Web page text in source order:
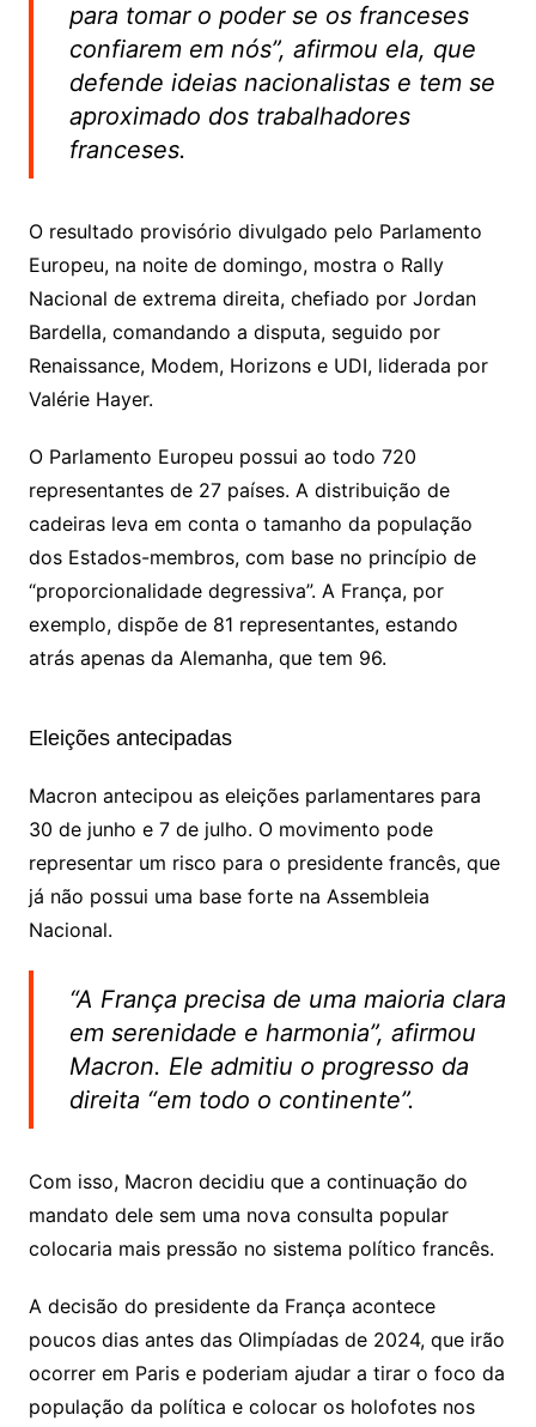
para tomar o poder se os franceses
confiarem em nós”, afirmou ela, que
defende ideias nacionalistas e tem se
aproximado dos trabalhadores
franceses.
O resultado provisório divulgado pelo Parlamento
Europeu, na noite de domingo, mostra o Rally
Nacional de extrema direita, chefiado por Jordan
Bardella, comandando a disputa, seguido por
Renaissance, Modem, Horizons e UDI, liderada por
Valérie Hayer.
O Parlamento Europeu possui ao todo 720
representantes de 27 países. A distribuição de
cadeiras leva em conta o tamanho da população
dos Estados-membros, com base no princípio de
“proporcionalidade degressiva”. A França, por
exemplo, dispõe de 81 representantes, estando
atrás apenas da Alemanha, que tem 96.
Eleições antecipadas
Macron antecipou as eleições parlamentares para
30 de junho e 7 de julho. O movimento pode
representar um risco para o presidente francês, que
já não possui uma base forte na Assembleia
Nacional.
“A França precisa de uma maioria clara
em serenidade e harmonia”, afirmou
Macron. Ele admitiu o progresso da
direita “em todo o continente”.
Com isso, Macron decidiu que a continuação do
mandato dele sem uma nova consulta popular
colocaria mais pressão no sistema político francês.
A decisão do presidente da França acontece
poucos dias antes das Olimpíadas de 2024, que irão
ocorrer em Paris e poderiam ajudar a tirar o foco da
população da política e colocar os holofotes nos